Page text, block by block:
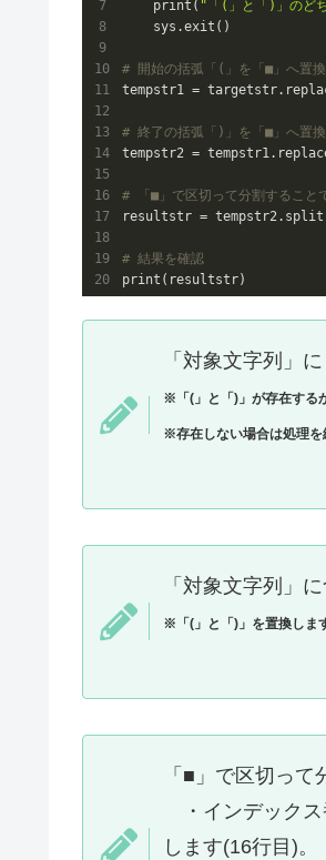
    print(
"「(」と「)」のど
    sys.exit()
# 開始の括弧「(」を「■」へ置換
tempstr1 =
# 終了の括弧「)」を「■」へ置換
tempstr2 =
# 「■」で区切って分割すること
resultstr =
# 結果を確認
「対象文字列」
※「(」と「)」が存在する
※存在しない場合は処理を
「対象文字列」
※「(」と「)」を置換しま
「■」で区切っ
・インデックス
します(16行目)。